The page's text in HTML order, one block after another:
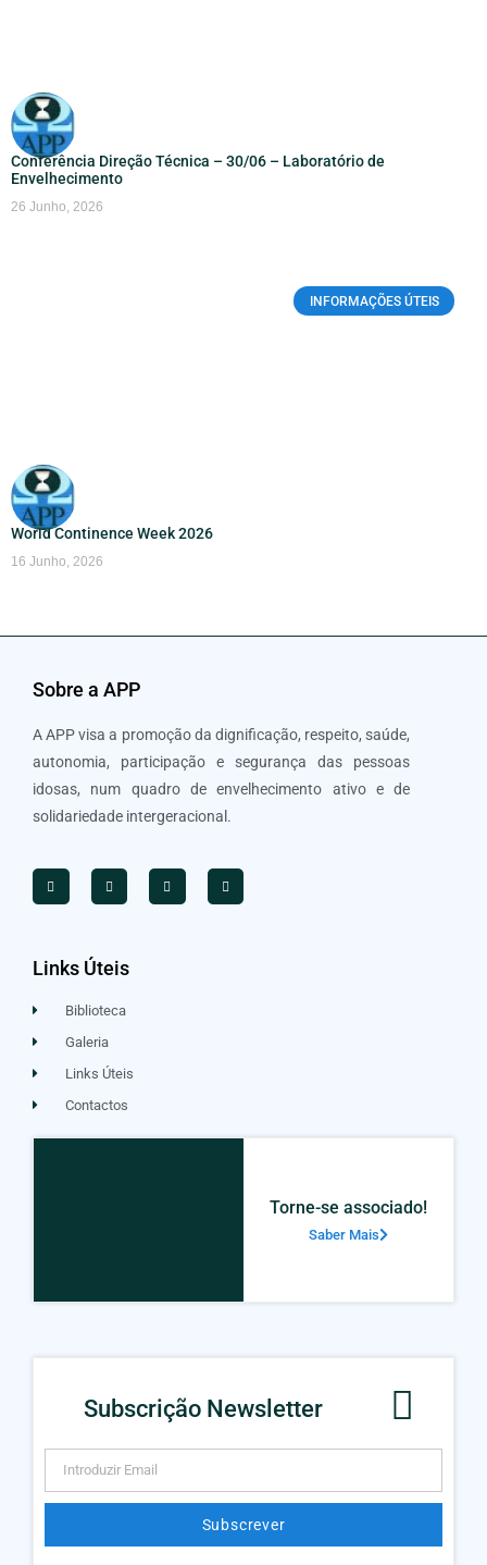
Conferência Direção Técnica – 30/06 – Laboratório de
Envelhecimento
26 Junho, 2026
INFORMAÇÕES ÚTEIS
World Continence Week 2026
16 Junho, 2026
Sobre a APP
A APP visa a promoção da dignificação, respeito, saúde,
autonomia, participação e segurança das pessoas
idosas, num quadro de envelhecimento ativo e de
solidariedade intergeracional.
Links Úteis
Biblioteca
Galeria
Links Úteis
Contactos
Torne-se associado!
Saber Mais
Subscrição Newsletter
Subscrever